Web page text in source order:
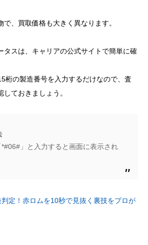
、買取価格も大きく異なります。
タスは、キャリアの公式サイトで簡単に確
桁の製造番号を入力するだけなので、査
ておきましょう。
」と入力すると画面に表示され
定！赤ロムを10秒で見抜く裏技をプロが